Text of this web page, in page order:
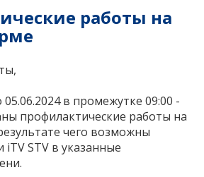
работы на
в промежутке 09:00 -
профилактические работы на
чего возможны
iTV STV в указанные